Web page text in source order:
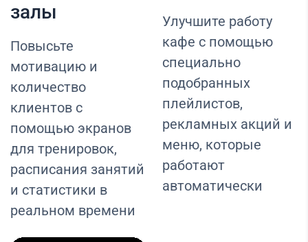
залы
Повысьте
мотивацию и
количество
клиентов с
помощью экранов
для тренировок,
расписания занятий
и статистики в
реальном времени
Улучшите работу
кафе с помощью
специально
подобранных
плейлистов,
рекламных акций и
меню, которые
работают
автоматически